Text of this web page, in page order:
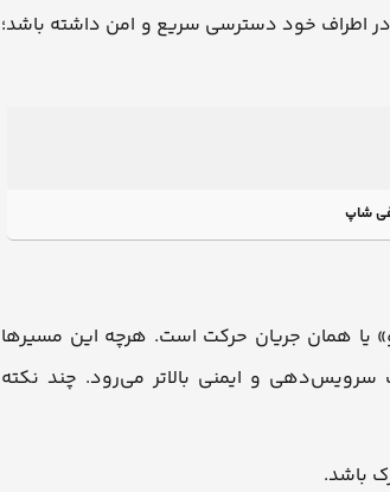
در اطراف خود دسترسی سریع و امن داشته باشد؛
شاپ
یا همان جریان حرکت است. هرچه این مسیرها
سرویس‌دهی و ایمنی بالاتر می‌رود. چند نکته
باشد.